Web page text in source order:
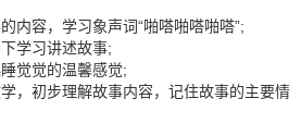
容，学习象声词“啪嗒啪嗒啪嗒”;
学习讲述故事;
觉觉的温馨感觉;
初步理解故事内容，记住故事的主要情